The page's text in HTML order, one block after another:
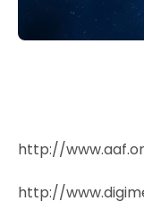
http://
http://